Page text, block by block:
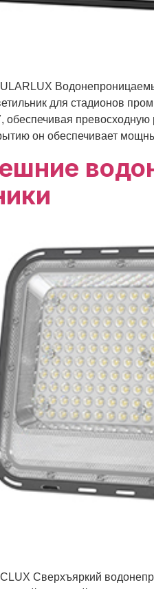
для стадионов
обеспечивая
он обеспечивает
Сверхъяркий